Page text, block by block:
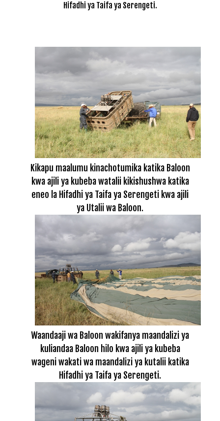
Hifadhi ya Taifa ya Serengeti.
Kikapu maalumu kinachotumika katika Baloon
kwa ajili ya kubeba watalii kikishushwa katika
eneo la Hifadhi ya Taifa ya Serengeti kwa ajili
ya Utalii wa Baloon.
Waandaaji wa Baloon wakifanya maandalizi ya
kuliandaa Baloon hilo kwa ajili ya kubeba
wageni wakati wa maandalizi ya kutalii katika
Hifadhi ya Taifa ya Serengeti.